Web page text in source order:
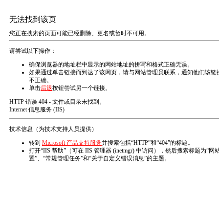
无法找到该页
您正在搜索的页面可能已经删除、更名或暂时不可用。
请尝试以下操作：
确保浏览器的地址栏中显示的网站地址的拼写和格式正确无误。
如果通过单击链接而到达了该网页，请与网站管理员联系，通知他们该链
不正确。
单击后退按钮尝试另一个链接。
HTTP 错误 404 - 文件或目录未找到。
Internet 信息服务 (IIS)
技术信息（为技术支持人员提供）
转到 Microsoft 产品支持服务并搜索包括“HTTP”和“404”的标题。
打开“IIS 帮助”（可在 IIS 管理器 (inetmgr) 中访问），然后搜索标题为“网
置”、“常规管理任务”和“关于自定义错误消息”的主题。